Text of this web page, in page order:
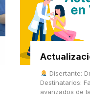
Disertante:
Destinatarios:
avanzados de